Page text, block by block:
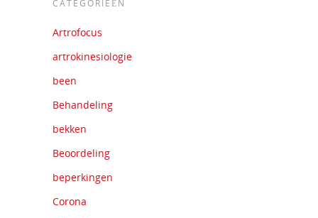
CATEGORIEËN
Artrofocus
artrokinesiologie
been
Behandeling
bekken
Beoordeling
beperkingen
Corona